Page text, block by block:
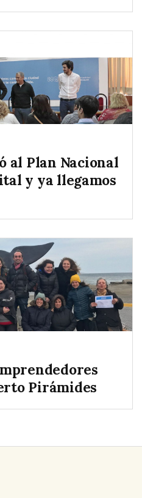
al Plan Nacional
y ya llegamos
Pirámides